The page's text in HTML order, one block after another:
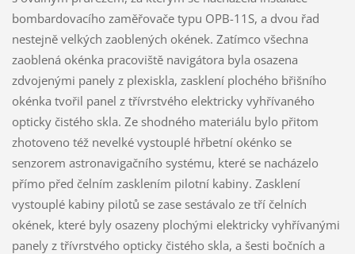
bombardovacího zaměřovače typu OPB-11S, a dvou řad
nestejně velkých zaoblených okének. Zatímco všechna
zaoblená okénka pracoviště navigátora byla osazena
zdvojenými panely z plexiskla, zasklení plochého břišního
okénka tvořil panel z třívrstvého elektricky vyhřívaného
opticky čistého skla. Ze shodného materiálu bylo přitom
zhotoveno též nevelké vystouplé hřbetní okénko se
senzorem astronavigačního systému, které se nacházelo
přímo před čelním zasklením pilotní kabiny. Zasklení
vystouplé kabiny pilotů se zase sestávalo ze tří čelních
okének, které byly osazeny plochými elektricky vyhřívanými
panely z třívrstvého opticky čistého skla, a šesti bočních a